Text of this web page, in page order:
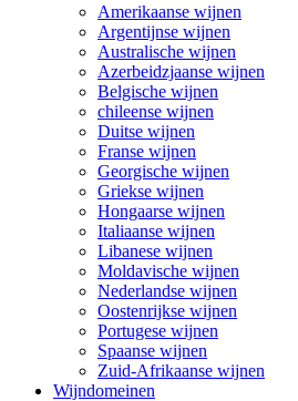
Amerikaanse wijnen
Argentijnse wijnen
Australische wijnen
Azerbeidzjaanse wijnen
Belgische wijnen
chileense wijnen
Duitse wijnen
Franse wijnen
Georgische wijnen
Griekse wijnen
Hongaarse wijnen
Italiaanse wijnen
Libanese wijnen
Moldavische wijnen
Nederlandse wijnen
Oostenrijkse wijnen
Portugese wijnen
Spaanse wijnen
Zuid-Afrikaanse wijnen
Wijndomeinen